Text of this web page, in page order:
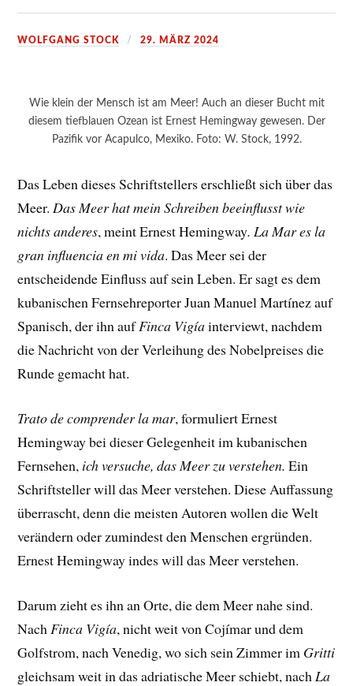
WOLFGANG STOCK 29. MÄRZ 2024
Wie klein der Mensch ist am Meer! Auch an dieser Bucht mit
diesem tiefblauen Ozean ist Ernest Hemingway gewesen. Der
Pazifik vor Acapulco, Mexiko. Foto: W. Stock, 1992.
Das Leben dieses Schriftstellers erschließt sich über das
Meer.Das Meer hat mein Schreiben beeinflusst wie
nichts anderes, meint Ernest Hemingway. La Mar es la
gran influencia en mi vida. Das Meer sei der
entscheidende Einfluss auf sein Leben. Er sagt es dem
kubanischen Fernsehreporter Juan Manuel Martínez auf
Spanisch, der ihn aufFinca Vigíainterviewt, nachdem
die Nachricht von der Verleihung des Nobelpreises die
Runde gemacht hat.
Trato de comprender la mar, formuliert Ernest
Hemingway bei dieser Gelegenheit im kubanischen
Fernsehen, ich versuche, das Meer zu verstehen.Ein
Schriftsteller will das Meer verstehen. Diese Auffassung
überrascht, denn die meisten Autoren wollen die Welt
verändern oder zumindest den Menschen ergründen.
Ernest Hemingway indes will das Meer verstehen.
Darum zieht es ihn an Orte, die dem Meer nahe sind.
Nach Finca Vigía, nicht weit von Cojímar und dem
Golfstrom, nach Venedig, wo sich sein Zimmer im Gritti
gleichsam weit in das adriatische Meer schiebt, nach La